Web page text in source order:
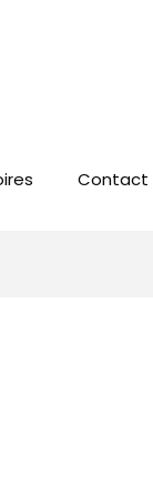
Contact